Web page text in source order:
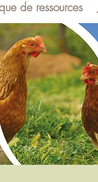
de ressources